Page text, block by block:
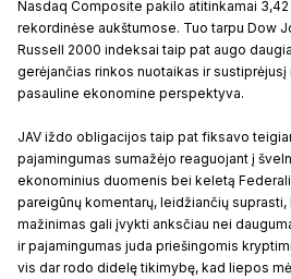
Nasdaq Composite pakilo atitinkamai 3,42
rekordinėse aukštumose. Tuo tarpu Dow
Russell 2000 indeksai taip pat augo
gerėjančias rinkos nuotaikas ir
pasauline ekonomine perspektyva.
JAV iždo obligacijos taip pat fiksavo
pajamingumas sumažėjo reaguojant į
ekonominius duomenis bei keletą
pareigūnų komentarų, leidžiančių suprasti,
mažinimas gali įvykti anksčiau nei
ir pajamingumas juda priešingomis
vis dar rodo didelę tikimybę, kad liepos